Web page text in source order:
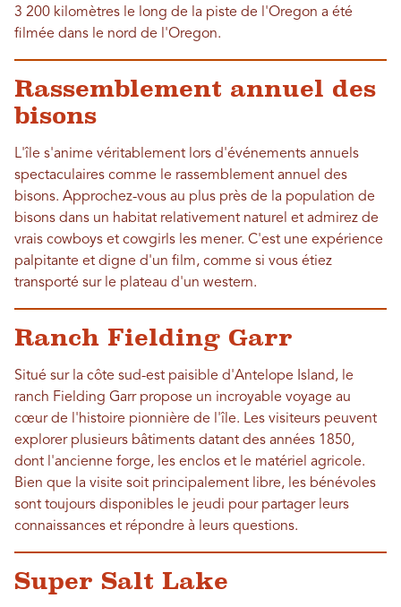
3 200 kilomètres le long de la piste de l'Oregon a été
filmée dans le nord de l'Oregon.
Rassemblement annuel des
bisons
L'île s'anime véritablement lors d'événements annuels
spectaculaires comme le rassemblement annuel des
bisons. Approchez-vous au plus près de la population de
bisons dans un habitat relativement naturel et admirez de
vrais cowboys et cowgirls les mener. C'est une expérience
palpitante et digne d'un film, comme si vous étiez
transporté sur le plateau d'un western.
Ranch Fielding Garr
Situé sur la côte sud-est paisible d'Antelope Island, le
ranch Fielding Garr propose un incroyable voyage au
cœur de l'histoire pionnière de l'île. Les visiteurs peuvent
explorer plusieurs bâtiments datant des années 1850,
dont l'ancienne forge, les enclos et le matériel agricole.
Bien que la visite soit principalement libre, les bénévoles
sont toujours disponibles le jeudi pour partager leurs
connaissances et répondre à leurs questions.
Super Salt Lake